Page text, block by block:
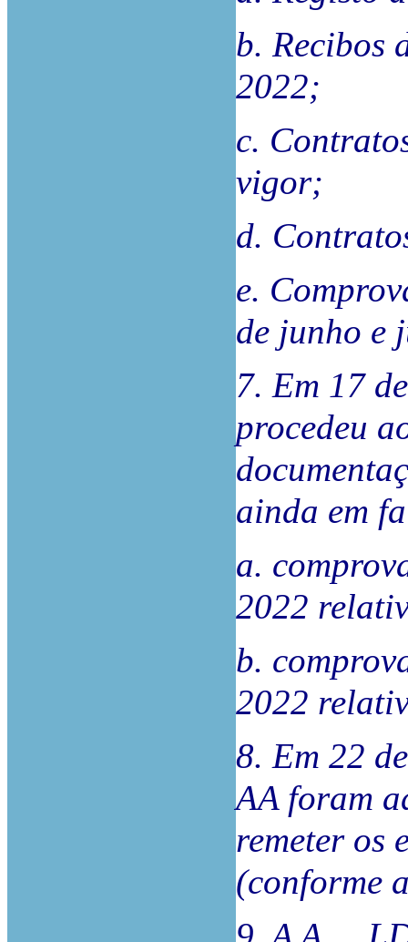
b. Recibos
2022;
c.
vigor;
d.
e.
de junho e
7. Em 17
procedeu
ainda em
a.
2022
b.
2022
8. Em 22
AA foram
remeter os
(conforme